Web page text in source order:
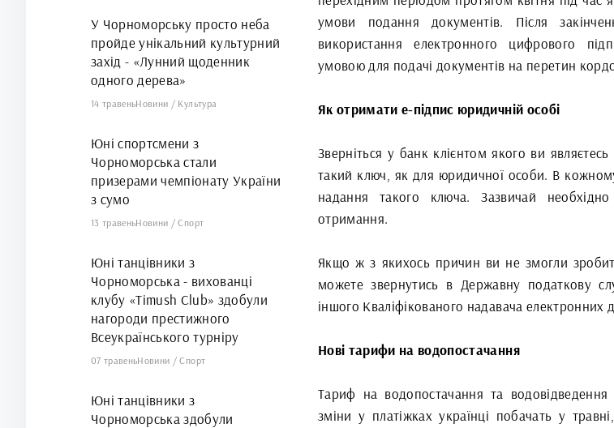
умови подання документів. Після
використання електронного цифрового
умовою для подачі документів на перетин
Як отримати е-підпис юридичній особі
Зверніться у банк клієнтом якого ви
такий ключ, як для юридичної особи. В
надання такого ключа. Зазвичай
отримання.
Якщо ж з якихось причин ви не змогли
можете звернутись в Державну податкову
іншого Кваліфікованого надавача електронних
Нові тарифи на водопостачання
Тариф на водопостачання та
зміни у платіжках українці побачать у
У Чорноморську просто неба
пройде унікальний культурний
захід - «Лунний щоденник
одного дерева»
14 травеньНовини / Культура
Юні спортсмени з
Чорноморська стали
призерами чемпіонату України
з сумо
13 травеньНовини /Спорт
Юні танцівники з
Чорноморська - вихованці
клубу «Timush Club» здобули
нагороди престижного
Всеукраїнського турніру
07 травеньНовини /Спорт
Юні танцівники з
Чорноморська здобули